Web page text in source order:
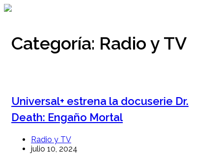
Ir
Categoría: Radio y TV
Universal+ estrena la docuserie Dr.
Death: Engaño Mortal
Radio y TV
julio 10, 2024